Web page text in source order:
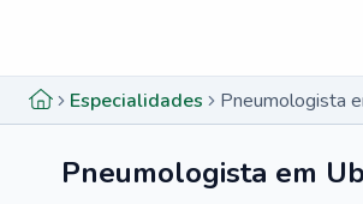
Especialidades
Pneumologista em